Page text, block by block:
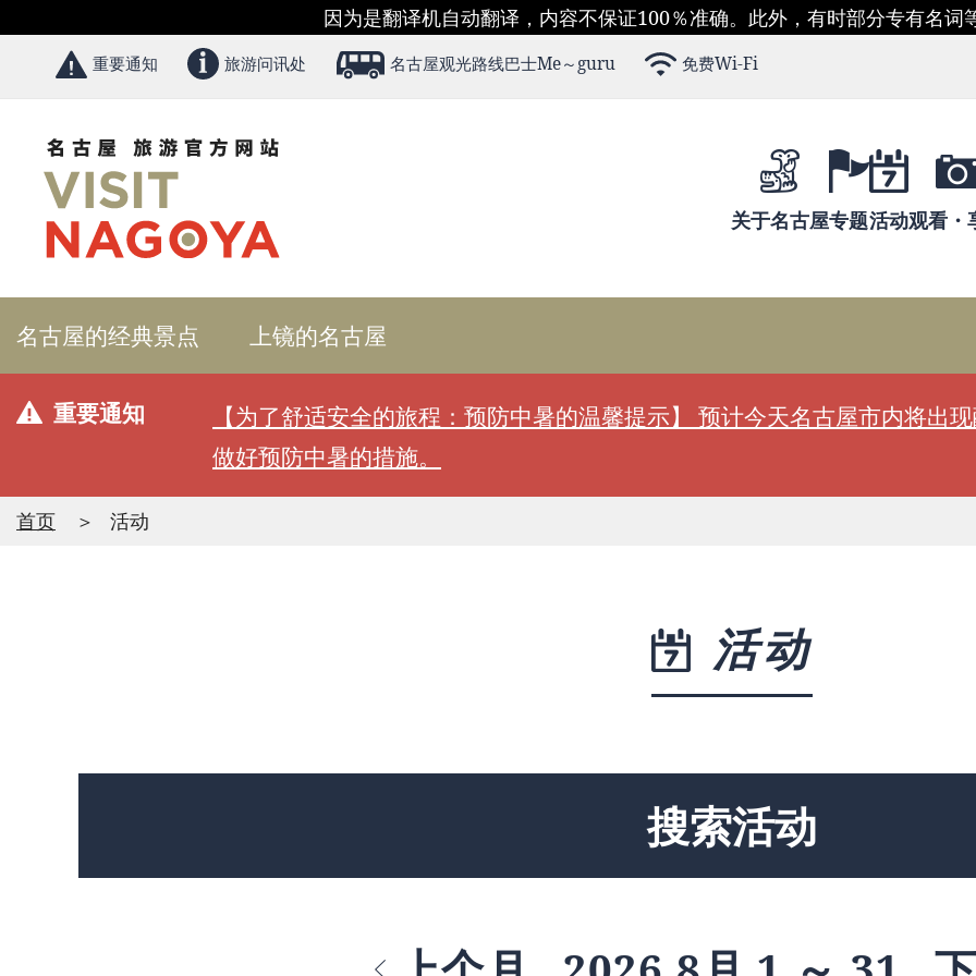
因为是翻译机自动翻译，内容不保证100％准确。此外，有时部分专有名词
重要通知 旅游问讯处 名古屋观光路线巴士Me～guru 免费Wi-Fi
关于名古屋专题活动观看・
名古屋的经典景点 上镜的名古屋
重要通知
【为了舒适安全的旅程：预防中暑的温馨提示】 预计今天名古屋市内将出
做好预防中暑的措施。
首页 活动
活动
搜索活动